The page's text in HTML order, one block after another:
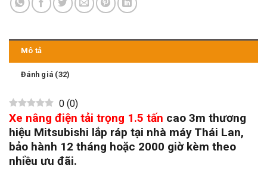
Mô tả
Đánh giá (32)
0 (0)
Xe nâng điện tải trọng 1.5 tấn cao 3m thương
hiệu Mitsubishi lắp ráp tại nhà máy Thái Lan,
bảo hành 12 tháng hoặc 2000 giờ kèm theo
nhiều ưu đãi.